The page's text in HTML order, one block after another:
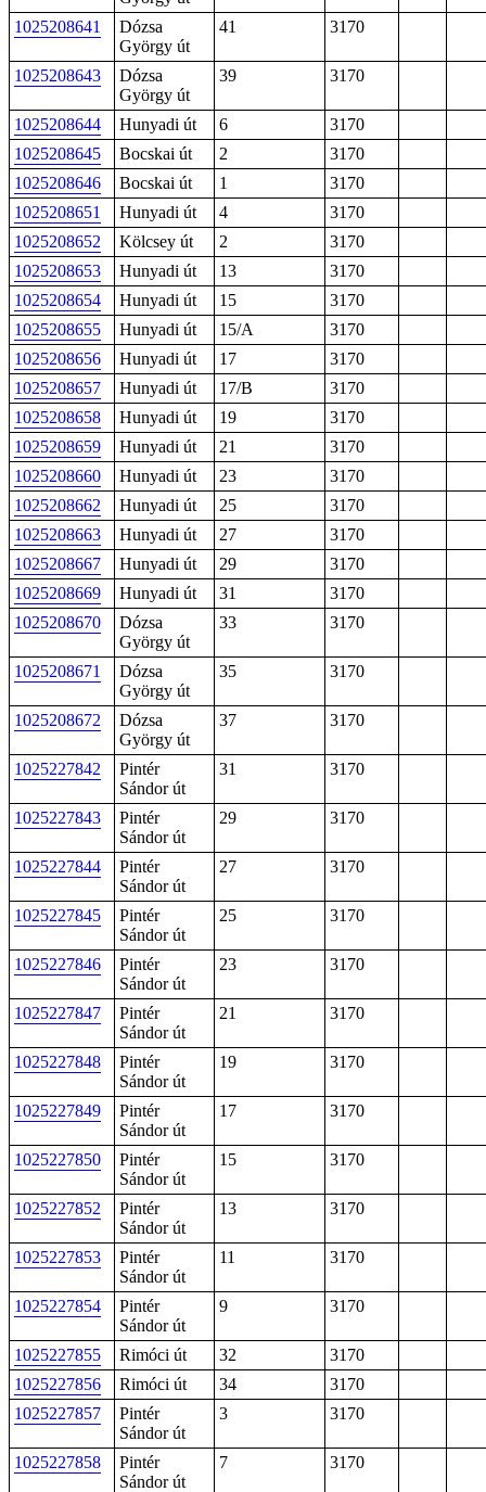
1025208641
Dózsa
György út
41 3170
1025208643
Dózsa
György út
39 3170
1025208644 Hunyadi út 6
3170
1025208645
Bocskai út 2
3170
1025208646
Bocskai út 1
3170
1025208651
Hunyadi út 4
3170
1025208652
Kölcsey út 2
3170
1025208653
Hunyadi út 13
3170
1025208654
Hunyadi út 15
3170
1025208655
Hunyadi út 15/A
3170
1025208656
Hunyadi út 17
3170
1025208657
Hunyadi út 17/B
3170
1025208658
Hunyadi út 19
3170
1025208659
Hunyadi út 21
3170
1025208660
Hunyadi út 23
3170
1025208662
Hunyadi út 25
3170
1025208663
Hunyadi út 27
3170
1025208667
Hunyadi út 29
3170
1025208669
Hunyadi út 31
3170
1025208670
Dózsa
György út
33 3170
1025208671
Dózsa
György út
35 3170
1025208672
Dózsa
György út
37 3170
1025227842
Pintér
Sándor út
31 3170
1025227843
Pintér
Sándor út
29 3170
1025227844
Pintér
Sándor út
27 3170
1025227845
Pintér
Sándor út
25 3170
1025227846
Pintér
Sándor út
23 3170
1025227847
Pintér
Sándor út
21 3170
1025227848
Pintér
Sándor út
19 3170
1025227849
Pintér
Sándor út
17 3170
1025227850
Pintér
Sándor út
15 3170
1025227852
Pintér
Sándor út
13 3170
1025227853
Pintér
Sándor út
11 3170
1025227854
Pintér
Sándor út
9 3170
1025227855 Rimóci út 32
3170
1025227856
Rimóci út 34
3170
1025227857
Pintér
Sándor út
3 3170
1025227858
Pintér
Sándor út
7 3170